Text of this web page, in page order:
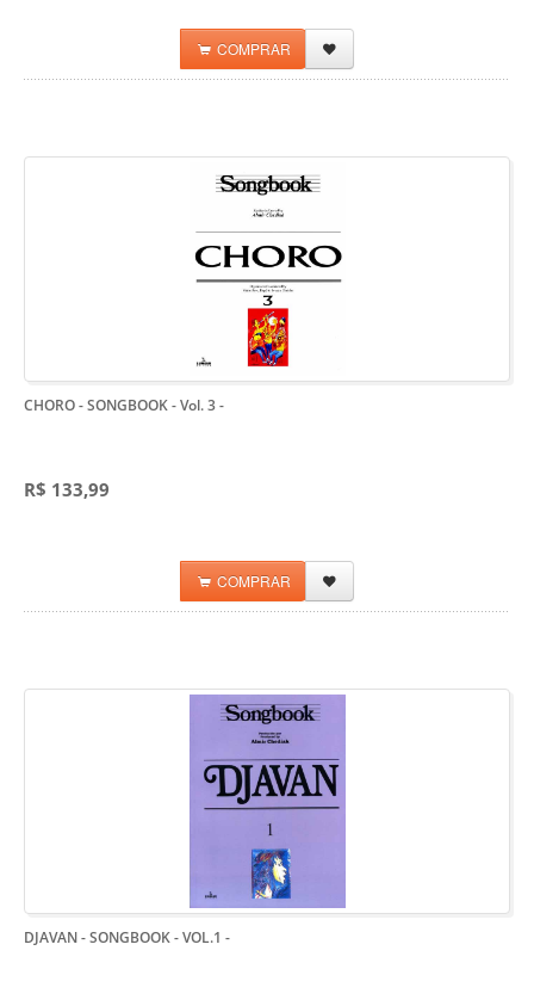
COMPRAR
CHORO - SONGBOOK - Vol. 3-
R$ 133,99
COMPRAR
DJAVAN - SONGBOOK - VOL.1 -